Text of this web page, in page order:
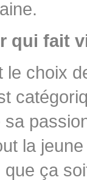
qui fait
le choix
sa
la
ça